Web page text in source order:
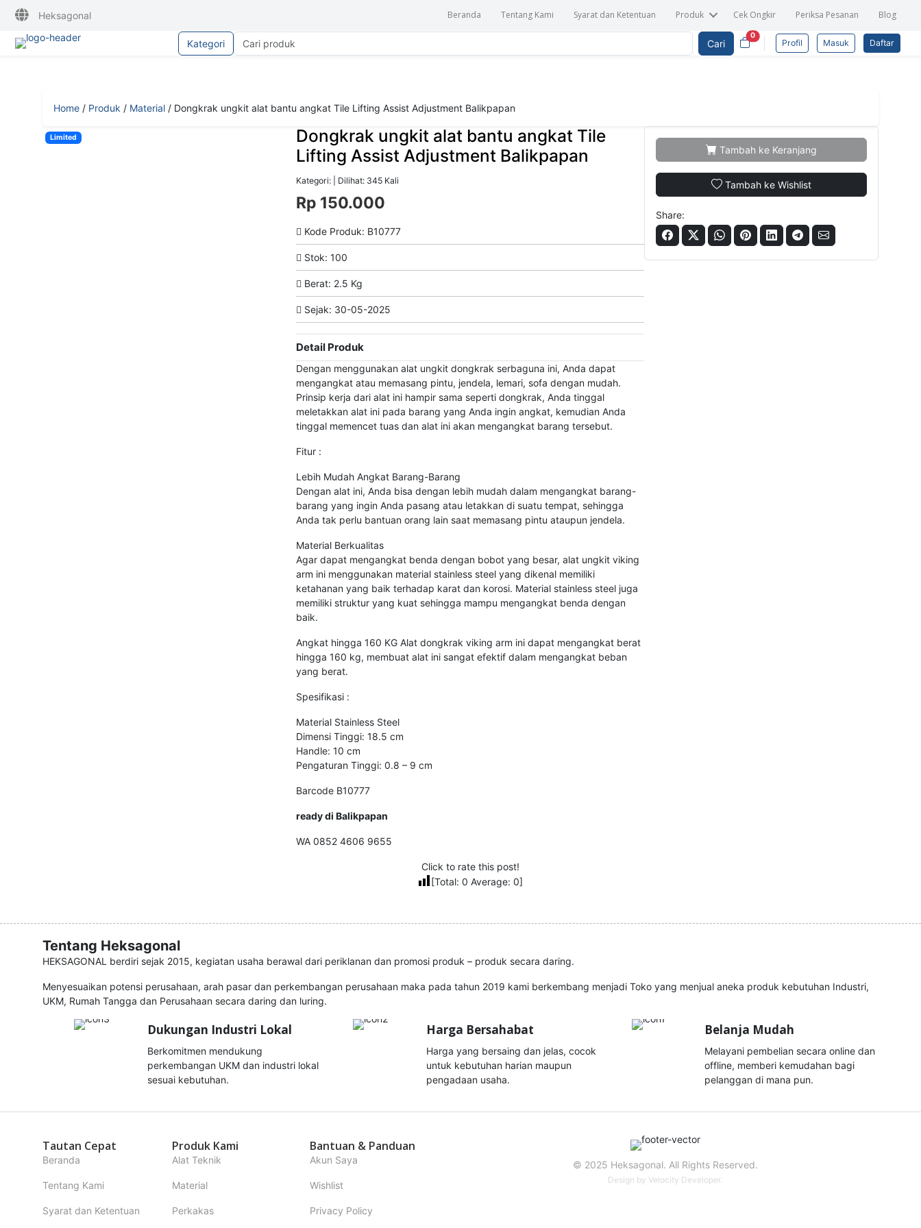
Heksagonal Beranda Tentang Kami Syarat dan Ketentuan Produk Cek Ongkir Periksa Pesanan Blog
Kategori Cari
0
Profil Masuk Daftar
Home / Produk / Material / Dongkrak ungkit alat bantu angkat Tile Lifting Assist Adjustment Balikpapan
Limited
Dongkrak ungkit alat bantu angkat Tile
Lifting Assist Adjustment Balikpapan
Kategori: | Dilihat: 345 Kali
Rp 150.000
Kode Produk: B10777
Stok: 100
Berat: 2.5 Kg
Sejak: 30-05-2025
Detail Produk
Dengan menggunakan alat ungkit dongkrak serbaguna ini, Anda dapat
mengangkat atau memasang pintu, jendela, lemari, sofa dengan mudah.
Prinsip kerja dari alat ini hampir sama seperti dongkrak, Anda tinggal
meletakkan alat ini pada barang yang Anda ingin angkat, kemudian Anda
tinggal memencet tuas dan alat ini akan mengangkat barang tersebut.
Fitur :
Lebih Mudah Angkat Barang-Barang
Dengan alat ini, Anda bisa dengan lebih mudah dalam mengangkat barang-
barang yang ingin Anda pasang atau letakkan di suatu tempat, sehingga
Anda tak perlu bantuan orang lain saat memasang pintu ataupun jendela.
Material Berkualitas
Agar dapat mengangkat benda dengan bobot yang besar, alat ungkit viking
arm ini menggunakan material stainless steel yang dikenal memiliki
ketahanan yang baik terhadap karat dan korosi. Material stainless steel juga
memiliki struktur yang kuat sehingga mampu mengangkat benda dengan
baik.
Angkat hingga 160 KG Alat dongkrak viking arm ini dapat mengangkat berat
hingga 160 kg, membuat alat ini sangat efektif dalam mengangkat beban
yang berat.
Spesifikasi :
Material Stainless Steel
Dimensi Tinggi: 18.5 cm
Handle: 10 cm
Pengaturan Tinggi: 0.8 – 9 cm
Barcode B10777
ready di Balikpapan
WA 0852 4606 9655
Click to rate this post!
[Total:0 Average:0]
Tambah ke Keranjang
Tambah ke Wishlist
Share:
Tentang Heksagonal
HEKSAGONAL berdiri sejak 2015, kegiatan usaha berawal dari periklanan dan promosi produk – produk secara daring.
Menyesuaikan potensi perusahaan, arah pasar dan perkembangan perusahaan maka pada tahun 2019 kami berkembang menjadi Toko yang menjual aneka produk kebutuhan Industri,
UKM, Rumah Tangga dan Perusahaan secara daring dan luring.
Dukungan Industri Lokal
Berkomitmen mendukung
perkembangan UKM dan industri lokal
sesuai kebutuhan.
Harga Bersahabat
Harga yang bersaing dan jelas, cocok
untuk kebutuhan harian maupun
pengadaan usaha.
Belanja Mudah
Melayani pembelian secara online dan
offline, memberi kemudahan bagi
pelanggan di mana pun.
Tautan Cepat
Beranda
Tentang Kami
Syarat dan Ketentuan
Produk Kami
Alat Teknik
Material
Perkakas
Bantuan & Panduan
Akun Saya
Wishlist
Privacy Policy
© 2025 Heksagonal. All Rights Reserved.
Design by Velocity Developer.